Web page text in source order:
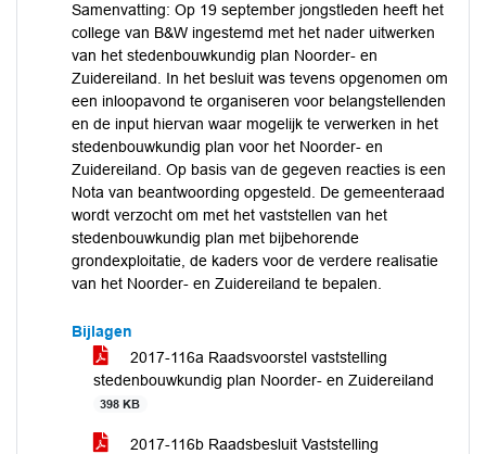
Samenvatting: Op 19 september jongstleden heeft het
college van B&W ingestemd met het nader uitwerken
van het stedenbouwkundig plan Noorder- en
Zuidereiland. In het besluit was tevens opgenomen om
een inloopavond te organiseren voor belangstellenden
en de input hiervan waar mogelijk te verwerken in het
stedenbouwkundig plan voor het Noorder- en
Zuidereiland. Op basis van de gegeven reacties is een
Nota van beantwoording opgesteld. De gemeenteraad
wordt verzocht om met het vaststellen van het
stedenbouwkundig plan met bijbehorende
grondexploitatie, de kaders voor de verdere realisatie
van het Noorder- en Zuidereiland te bepalen.
Bijlagen
2017-116a Raadsvoorstel vaststelling
stedenbouwkundig plan Noorder- en Zuidereiland
398 KB
2017-116b Raadsbesluit Vaststelling